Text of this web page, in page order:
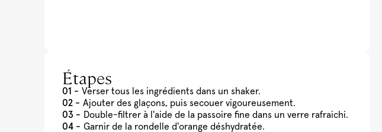
Étapes
Verser tous les ingrédients dans un shaker.
Ajouter des glaçons, puis secouer vigoureusement.
Double-filtrer à l'aide de la passoire fine dans un verre rafraichi.
Garnir de la rondelle d'orange déshydratée.